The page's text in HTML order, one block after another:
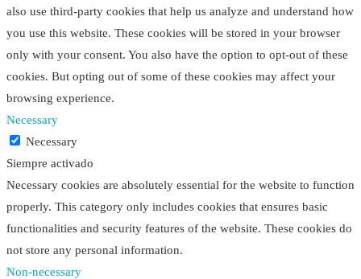
also use third-party cookies that help us analyze and understand how
you use this website. These cookies will be stored in your browser
only with your consent. You also have the option to opt-out of these
cookies. But opting out of some of these cookies may affect your
browsing experience.
Necessary
Necessary
Siempre activado
Necessary cookies are absolutely essential for the website to function
properly. This category only includes cookies that ensures basic
functionalities and security features of the website. These cookies do
not store any personal information.
Non-necessary